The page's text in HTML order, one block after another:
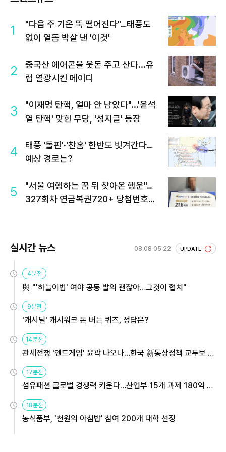
1
"다음 주 기온 뚝 떨어진다"…태풍도
없이 열돔 박살 낸 '이것'
2
중국산 에어콘을 웃돈 주고 산다...유
럽 열광시킨 메이디
3
"이재명 탄핵, 얼마 안 남았다"...'윤석
열 탄핵' 맞힌 무당, '성지글' 등장
4
태풍 '돌핀'·'찬홈' 한반도 빗겨간다…
예상 경로는?
5
"서울 여행하는 꿈 뒤 찾아온 행운"…
327회차 연금복권720+ 당첨번호조
실시간 뉴스 08.08 05:22 UPDATE
4분전
與 "'하늘이법' 여야 공동 발의 괜찮아…그것이 협치"
9분전
'캐시딜' 캐시워크 돈 버는 퀴즈, 정답은?
14분전
관세전쟁 '엔드게임' 윤곽 나오나…한국 新통상정책 교두보 활
17분전
섬유패션 글로벌 경쟁력 키운다…산업부 15개 과제 180억 지
18분전
농식품부, '천원의 아침밥' 참여 200개 대학 선정